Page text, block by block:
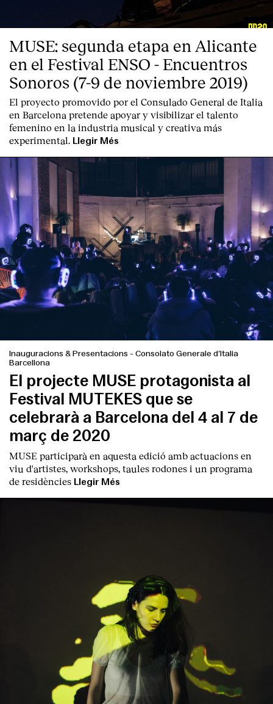
Contacte
MUSE: segunda etapa en Alicante
en el Festival ENSO - Encuentros
Sonoros (7-9 de noviembre 2019)
El proyecto promovido por el Consulado General de Italia
en Barcelona pretende apoyar y visibilizar el talento
femenino en la industria musical y creativa más
experimental. Llegir Més
Inauguracions & Presentacions - Consolato Generale d’Italia
Barcellona
El projecte MUSE protagonista al
Festival MUTEKES que se
celebrarà a Barcelona del 4 al 7 de
març de 2020
MUSE participarà en aquesta edició amb actuacions en
viu d'artistes, workshops, taules rodones i un programa
de residències Llegir Més